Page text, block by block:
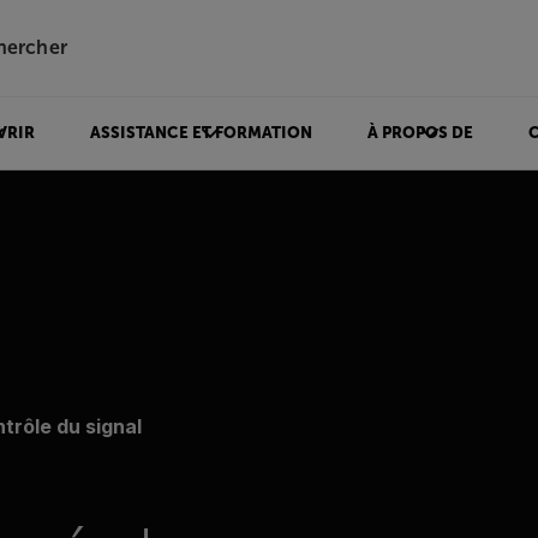
ASSISTANCE ET FORMATION À PROPOS DE
du signal